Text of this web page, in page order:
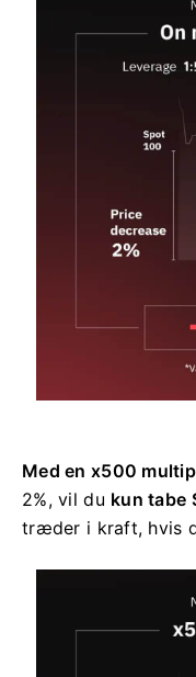
Med en x500
2%, vil du kun tabe
træder i kraft, hvis